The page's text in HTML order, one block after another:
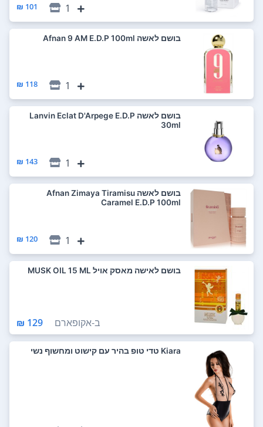
1
101 ₪
בושם לאשה Afnan 9 AM E.D.P 100ml
1
118 ₪
בושם לאשה Lanvin Eclat D'Arpege E.D.P
30ml
1
143 ₪
בושם לאשה Afnan Zimaya Tiramisu
Caramel E.D.P 100ml
1
120 ₪
בושם לאישה מאסק אויל MUSK OIL 15 ML
ב-אקופארם 129 ₪
Kiara טדי טופ בהיר עם קישוט ומחשוף נשי